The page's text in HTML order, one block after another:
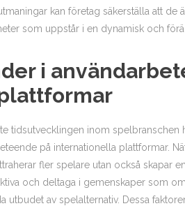
kan företag säkerställa att
som uppstår i en dynamisk och
i
tidsutvecklingen inom
på internationella plattformar.
fler spelare utan också skapar
och deltaga i gemenskaper som
utbudet av spelalternativ. Dessa